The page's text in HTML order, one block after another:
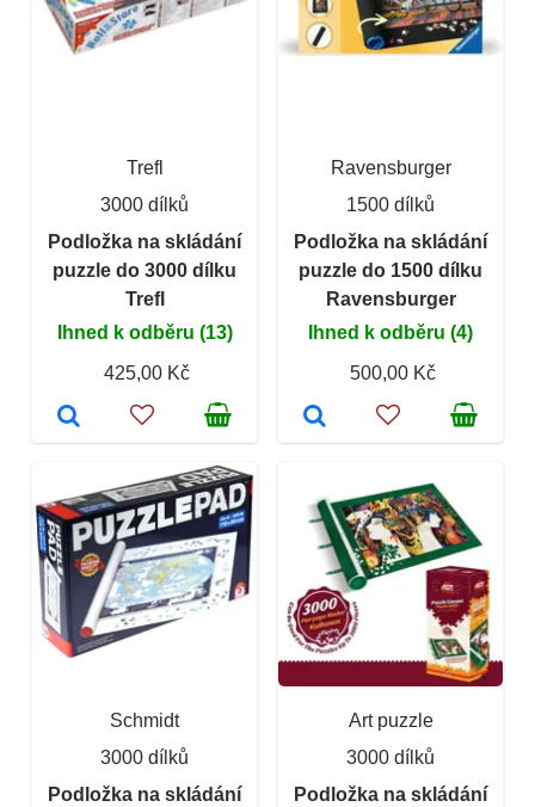
Trefl
3000 dílků
Podložka na skládání
puzzle do 3000 dílku
Trefl
Ihned k odběru (13)
425,00 Kč
Ravensburger
1500 dílků
Podložka na skládání
puzzle do 1500 dílku
Ravensburger
Ihned k odběru (4)
500,00 Kč
Schmidt
3000 dílků
Podložka na skládání
Art puzzle
3000 dílků
Podložka na skládání